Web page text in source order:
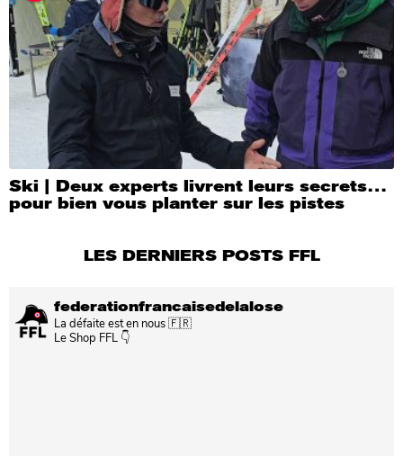
Ski | Deux experts livrent leurs secrets…
pour bien vous planter sur les pistes
LES DERNIERS POSTS FFL
federationfrancaisedelalose
La défaite est en nous 🇫🇷
Le Shop FFL 👇